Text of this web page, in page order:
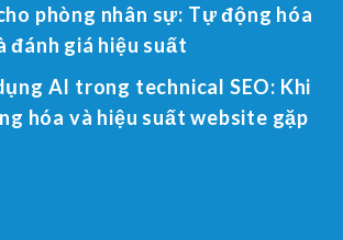
phòng nhân sự: Tự động hóa
đánh giá hiệu suất
AI trong technical SEO: Khi
hóa và hiệu suất website gặp